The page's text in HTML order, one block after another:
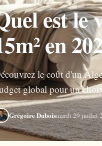
est le
en
le coût d'un
global pour un
Grégoire Duboismardi 29 juillet